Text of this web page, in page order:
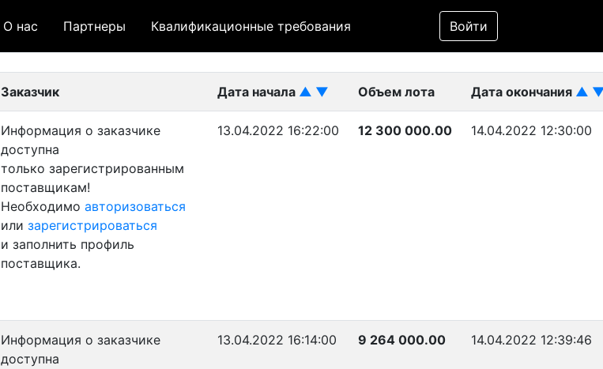
О нас Партнеры Квалификационные требования Войти
Фильтр
Заказчик Дата начала ▲ ▼ Объем лота Дата окончания ▲
Информация о заказчике
доступна
только зарегистрированным
поставщикам!
Необходимо авторизоваться
или зарегистрироваться
и заполнить профиль
поставщика.
13.04.2022 16:22:00 12 300 000.00 14.04.2022 12:30:00
Информация о заказчике
доступна
13.04.2022 16:14:00 9 264 000.00 14.04.2022 12:39:46